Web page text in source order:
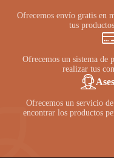
Ofrecemos envío gratis en
tus
Ofrecemos un sistema de
realizar tus
Ofrecemos un servicio
encontrar los productos